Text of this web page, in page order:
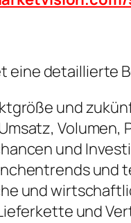
eine detaillierte
und
und
und
und
und